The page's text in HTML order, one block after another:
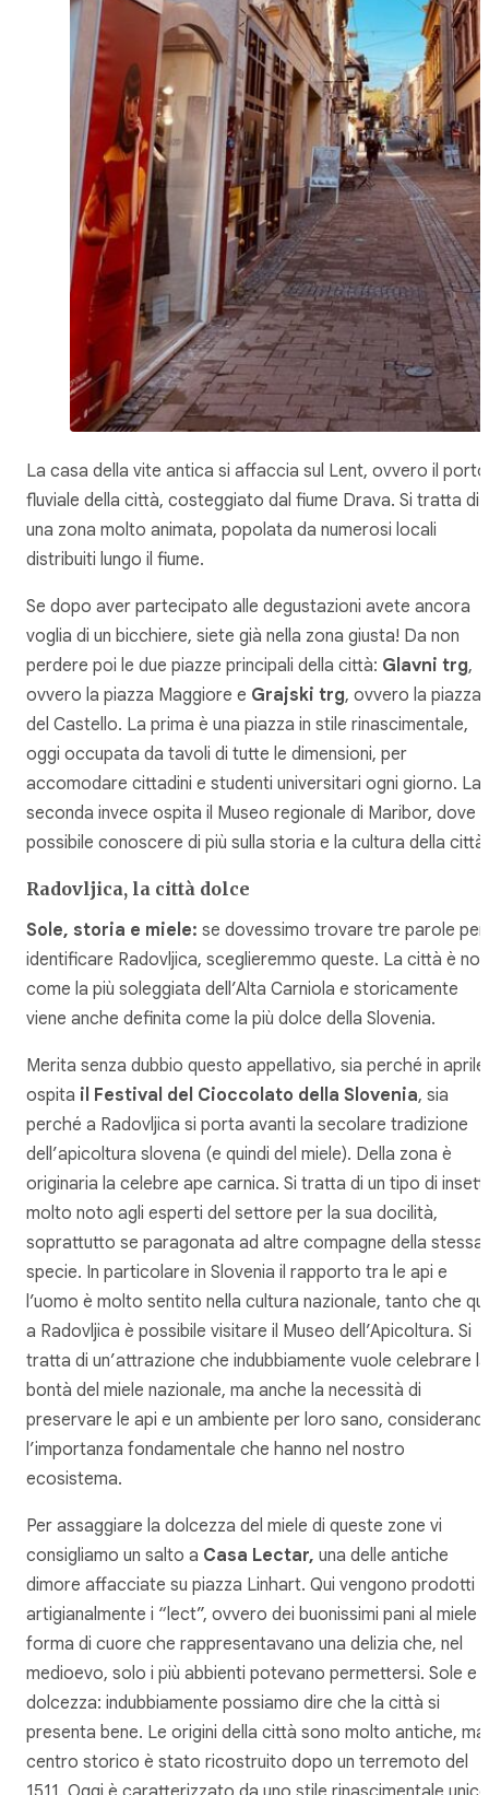
La casa della vite antica si affaccia sul Lent, ovvero il porto
fluviale della città, costeggiato dal fiume Drava. Si tratta di
una zona molto animata, popolata da numerosi locali
distribuiti lungo il fiume.
Se dopo aver partecipato alle degustazioni avete ancora
voglia di un bicchiere, siete già nella zona giusta! Da non
perdere poi le due piazze principali della città: Glavni trg,
ovvero la piazza Maggiore e Grajski trg, ovvero la piazza
del Castello. La prima è una piazza in stile rinascimentale,
oggi occupata da tavoli di tutte le dimensioni, per
accomodare cittadini e studenti universitari ogni giorno. La
seconda invece ospita il Museo regionale di Maribor, dove è
possibile conoscere di più sulla storia e la cultura della città.
Radovljica, la città dolce
Sole, storia e miele: se dovessimo trovare tre parole per
identificare Radovljica, sceglieremmo queste. La città è
come la più soleggiata dell’Alta Carniola e storicamente
viene anche definita come la più dolce della Slovenia.
Merita senza dubbio questo appellativo, sia perché in aprile
ospita il Festival del Cioccolato della Slovenia, sia
perché a Radovljica si porta avanti la secolare tradizione
dell’apicoltura slovena (e quindi del miele). Della zona è
originaria la celebre ape carnica. Si tratta di un tipo di
molto noto agli esperti del settore per la sua docilità,
soprattutto se paragonata ad altre compagne della stessa
specie. In particolare in Slovenia il rapporto tra le api e
l’uomo è molto sentito nella cultura nazionale, tanto che qui
a Radovljica è possibile visitare il Museo dell’Apicoltura. Si
tratta di un’attrazione che indubbiamente vuole celebrare la
bontà del miele nazionale, ma anche la necessità di
preservare le api e un ambiente per loro sano,
l’importanza fondamentale che hanno nel nostro
ecosistema.
Per assaggiare la dolcezza del miele di queste zone vi
consigliamo un salto a Casa Lectar, una delle antiche
dimore affacciate su piazza Linhart. Qui vengono prodotti
artigianalmente i “lect”, ovvero dei buonissimi pani al miele
forma di cuore che rappresentavano una delizia che, nel
medioevo, solo i più abbienti potevano permettersi. Sole e
dolcezza: indubbiamente possiamo dire che la città si
presenta bene. Le origini della città sono molto antiche, ma
centro storico è stato ricostruito dopo un terremoto del